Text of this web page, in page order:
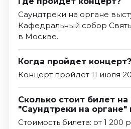
Саундтреки на органе
Кафедральный собор
в Москве.
Когда пройдет концерт?
Концерт пройдет 11 июля
Сколько стоит билет на
"Саундтреки на органе"
Стоимость билета: от 1 200